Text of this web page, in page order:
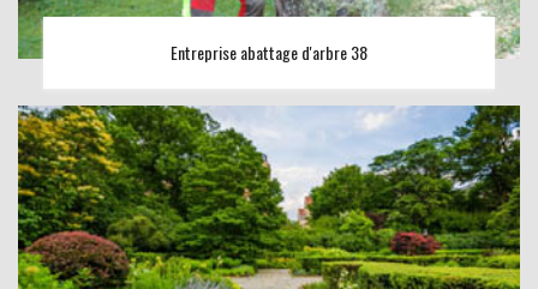
Entreprise abattage d'arbre 38